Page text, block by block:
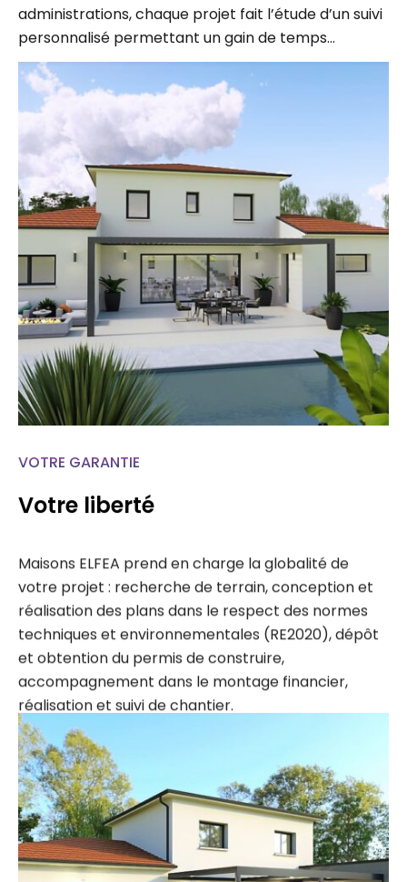
personnalisé permettant un gain de temps…
VOTRE GARANTIE
Votre liberté
votre projet : recherche de terrain, conception et
réalisation des plans dans le respect des normes
techniques et environnementales (RE2020), dépôt
et obtention du permis de construire,
accompagnement dans le montage financier,
réalisation et suivi de chantier.